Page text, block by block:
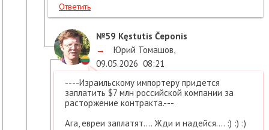
Ответить
№59 Kęstutis Čeponis
→
Юрий Томашов,
09.05.2026 08:21
----Израильскому импортеру придется
заплатить $7 млн российской компании за
расторжение контракта.---
Ага, евреи заплатят.... Жди и надейся.... :) :) :)